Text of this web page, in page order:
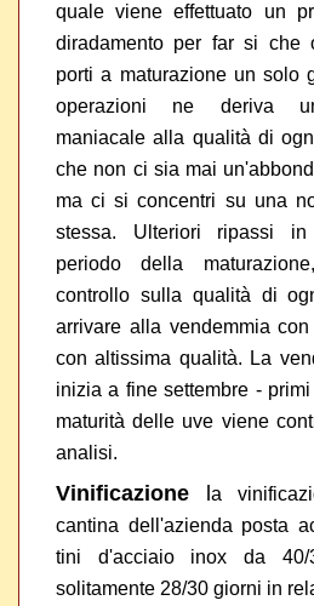
quale viene effettuato un
diradamento per far si che
porti a maturazione un solo
operazioni ne deriva
maniacale alla qualità di
che non ci sia mai
ma ci si concentri su una
stessa. Ulteriori ripassi
periodo della
controllo sulla qualità di
arrivare alla vendemmia
con altissima qualità. La
inizia a fine settembre -
maturità delle uve viene
analisi.
Vinificazione
a
cantina dell'azienda posta
tini d'acciaio inox da
solitamente 28/30 giorni in